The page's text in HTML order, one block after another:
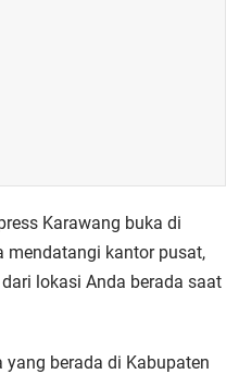
Karawang buka di
mendatangi kantor pusat,
lokasi Anda berada saat
berada di Kabupaten